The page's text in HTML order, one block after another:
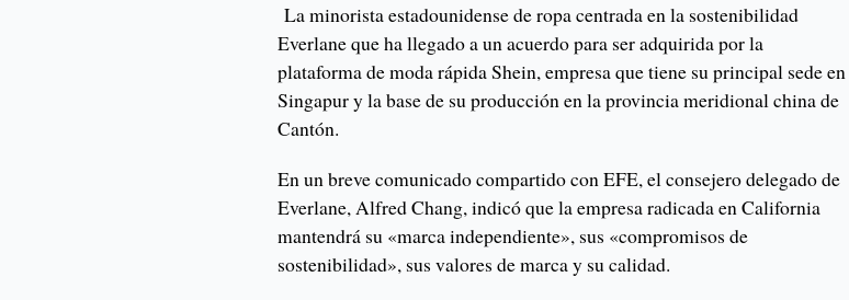
La minorista estadounidense de ropa centrada en la sostenibilidad
Everlane que ha llegado a un acuerdo para ser adquirida por la
plataforma de moda rápida Shein, empresa que tiene su principal sede en
Singapur y la base de su producción en la provincia meridional china de
Cantón.
En un breve comunicado compartido con EFE, el consejero delegado de
Everlane, Alfred Chang, indicó que la empresa radicada en California
mantendrá su «marca independiente», sus «compromisos de
sostenibilidad», sus valores de marca y su calidad.